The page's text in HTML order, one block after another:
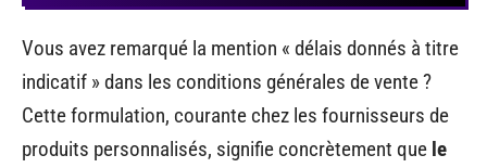
Vous avez remarqué la mention « délais donnés à titre
indicatif » dans les conditions générales de vente ?
Cette formulation, courante chez les fournisseurs de
produits personnalisés, signifie concrètement que le